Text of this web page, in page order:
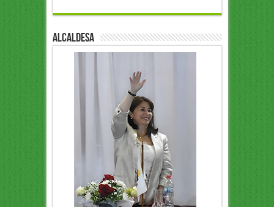
ALCALDESA